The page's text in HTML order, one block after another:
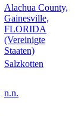
Alachua County,
Gainesville,
FLORIDA
(Vereinigte
Staaten)
Salzkotten
n.n.